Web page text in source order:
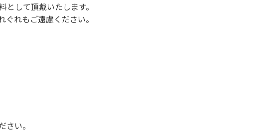
ナの設置
険な状態になりやすく、過去にも増水により人が流
、水の濁りに注意し、濁り始めたときには直ちに川原
して頂戴いたします。
れもご遠慮ください。
い。